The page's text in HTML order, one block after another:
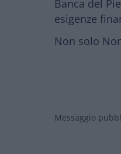
Banca del
esigenze
Non solo
Messaggio